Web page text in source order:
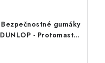
Bezpečnostné gumáky
DUNLOP - Protomastor